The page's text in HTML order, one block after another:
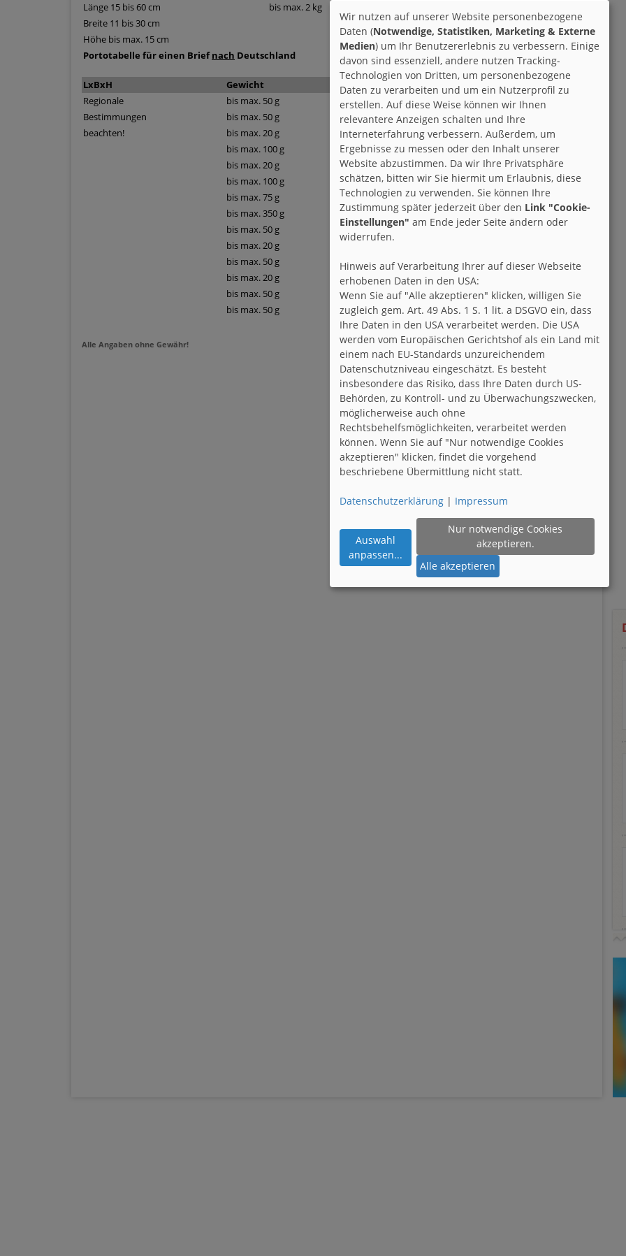
Länge 15 bis 60 cm
bis max. 2 kg
Breite 11 bis 30 cm
Europa
9,00 EUR
Höhe bis max. 15 cm
Weltweit
16,00 EUR
Portotabelle für einen Briefnach Deutschland
LxBxH Gewicht Absendeort
Preis
Regionale
bis max. 50 g Belgien
1,36 Euro
Bestimmungen
bis max. 50 g Dänemark
9 DKK
beachten!
bis max. 20 g Frankreich
1,20 Euro
bis max. 100 g
Frankreich
2,40 Euro
bis max. 20 g
Großbritannien
1,25 BP
bis max. 100 g
Großbritannien
1,55 BP
bis max. 75 g
Österreich
2,10 EUR
bis max. 350 g
Polen
2,60 PLN
bis max. 50 g
Schweden
5,20 SEK
bis max. 20 g
bis max. 50 g
Schweiz
2,20 EUR
bis max. 20 g
Spanien
bis max. 50 g
Spanien
1,65 EUR
bis max. 50 g
Tschechien 19 CZK
Alle Angaben ohne Gewähr!
Wir nutzen auf unserer Website personenbezogene
Daten (Notwendige, Statistiken, Marketing & Externe
Medien) um Ihr Benutzererlebnis zu verbessern. Einige
davon sind essenziell, andere nutzen Tracking-
Technologien von Dritten, um personenbezogene
Daten zu verarbeiten und um ein Nutzerprofil zu
erstellen. Auf diese Weise können wir Ihnen
relevantere Anzeigen schalten und Ihre
Interneterfahrung verbessern. Außerdem, um
Ergebnisse zu messen oder den Inhalt unserer
Website abzustimmen. Da wir Ihre Privatsphäre
schätzen, bitten wir Sie hiermit um Erlaubnis, diese
Technologien zu verwenden. Sie können Ihre
Zustimmung später jederzeit über den Link "Cookie-
Einstellungen" am Ende jeder Seite ändern oder
widerrufen.
Hinweis auf Verarbeitung Ihrer auf dieser Webseite
erhobenen Daten in den USA:
Wenn Sie auf "Alle akzeptieren" klicken, willigen Sie
zugleich gem. Art. 49 Abs. 1 S. 1 lit. a DSGVO ein, dass
Ihre Daten in den USA verarbeitet werden. Die USA
werden vom Europäischen Gerichtshof als ein Land mit
einem nach EU-Standards unzureichendem
Datenschutzniveau eingeschätzt. Es besteht
insbesondere das Risiko, dass Ihre Daten durch US-
Behörden, zu Kontroll- und zu Überwachungszwecken,
möglicherweise auch ohne
Rechtsbehelfsmöglichkeiten, verarbeitet werden
können. Wenn Sie auf "Nur notwendige Cookies
akzeptieren" klicken, findet die vorgehend
beschriebene Übermittlung nicht statt.
Datenschutzerklärung | Impressum
Auswahl
anpassen...
Nur notwendige Cookies
akzeptieren.
Alle akzeptieren